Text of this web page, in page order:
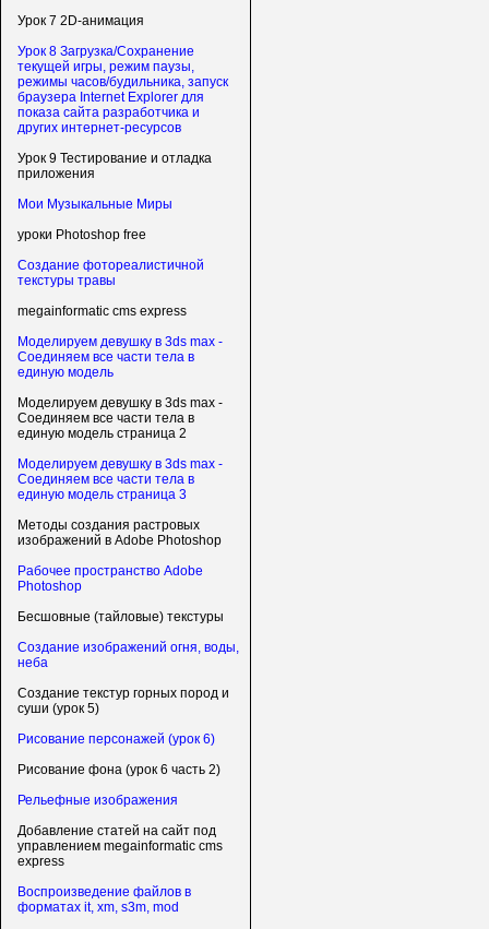
Урок 7 2D-анимация
Урок 8 Загрузка/Сохранение
текущей игры, режим паузы,
режимы часов/будильника, запуск
браузера Internet Explorer для
показа сайта разработчика и
других интернет-ресурсов
Урок 9 Тестирование и отладка
приложения
Мои Музыкальные Миры
уроки Photoshop free
Создание фотореалистичной
текстуры травы
megainformatic cms express
Моделируем девушку в 3ds max -
Соединяем все части тела в
единую модель
Моделируем девушку в 3ds max -
Соединяем все части тела в
единую модель страница 2
Моделируем девушку в 3ds max -
Соединяем все части тела в
единую модель страница 3
Методы создания растровых
изображений в Adobe Photoshop
Рабочее пространство Adobe
Photoshop
Бесшовные (тайловые) текстуры
Создание изображений огня, воды,
неба
Создание текстур горных пород и
суши (урок 5)
Рисование персонажей (урок 6)
Рисование фона (урок 6 часть 2)
Рельефные изображения
Добавление статей на сайт под
управлением megainformatic cms
express
Воспроизведение файлов в
форматах it, xm, s3m, mod